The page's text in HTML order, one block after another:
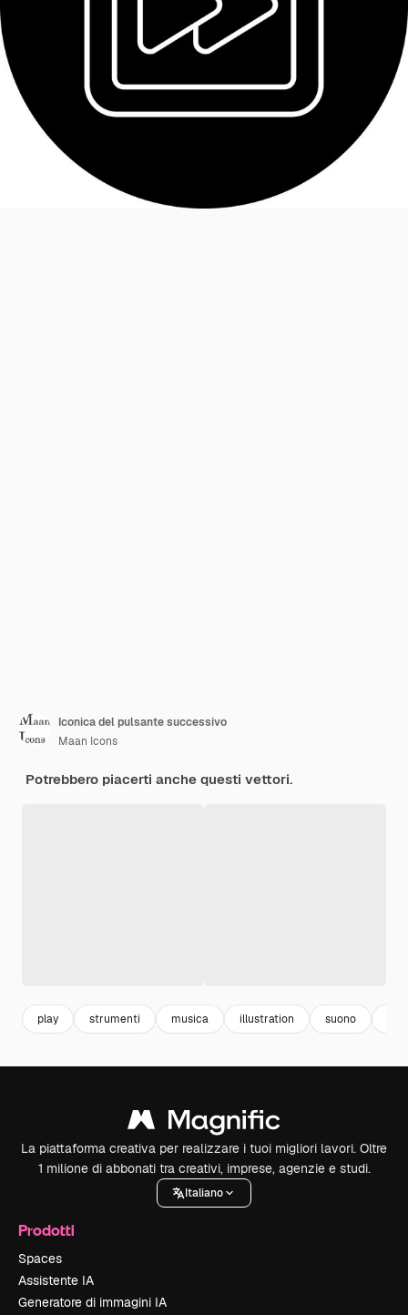
Iconica del pulsante successivo
Maan Icons
Potrebbero piacerti anche questi vettori.
play strumenti musica illustration suono
La piattaforma creativa per realizzare i tuoi migliori lavori. Oltre
1 milione di abbonati tra creativi, imprese, agenzie e studi.
Italiano
Prodotti
Spaces
Assistente IA
Generatore di immagini IA